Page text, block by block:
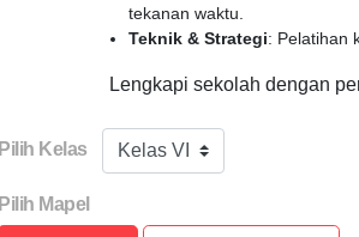
tekanan waktu.
Teknik & Strategi: Pelatihan
Lengkapi sekolah dengan
Pilih Kelas Kelas VI
Pilih Mapel